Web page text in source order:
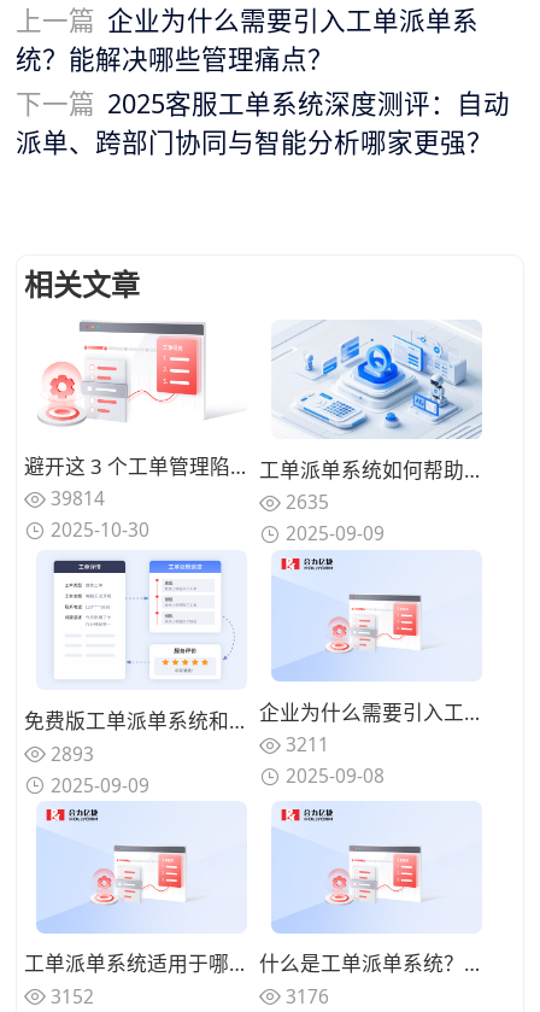
上一篇 企业为什么需要引入工单派单系
统？能解决哪些管理痛点？
下一篇 2025客服工单系统深度测评：自动
派单、跨部门协同与智能分析哪家更强？
相关文章
避开这 3 个工单管理陷阱：指南助你省预算并提升服务质量
39814
2025-10-30
工单派单系统如何帮助企业实现"工单闭环管理"？关键环节是什么？
2635
2025-09-09
免费版工单派单系统和付费版的功能差异有哪些？企业该怎么选？
2893
2025-09-09
企业为什么需要引入工单派单系统？能解决哪些管理痛点？
3211
2025-09-08
工单派单系统适用于哪些行业？典型应用场景是什么？
3152
什么是工单派单系统？核心功能有哪些？
3176